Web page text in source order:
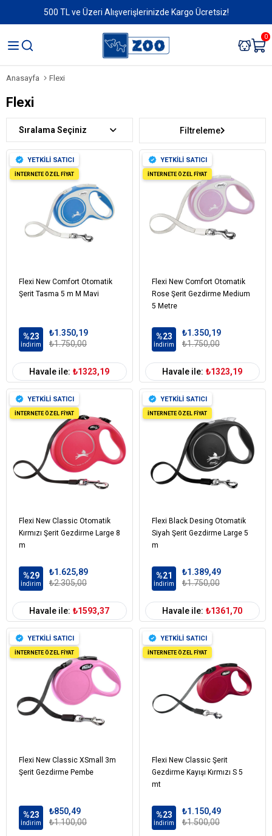
500 TL ve Üzeri Alışverişlerinizde Kargo Ücretsiz!
0
Anasayfa Flexi
Flexi
Filtreleme
Sıralama
Flexi New Comfort Otomatik
Şerit Tasma 5 m M Mavi
%23
İndirim
₺1.350,19
₺1.750,00
YETKİLİ SATICI
İNTERNETE ÖZEL FİYAT
Havale ile: ₺1323,19
Flexi New Comfort Otomatik
Rose Şerit Gezdirme Medium
5 Metre
%23
İndirim
₺1.350,19
₺1.750,00
YETKİLİ SATICI
İNTERNETE ÖZEL FİYAT
Havale ile: ₺1323,19
Flexi New Classic Otomatik
Kırmızı Şerit Gezdirme Large 8
m
%29
İndirim
₺1.625,89
₺2.305,00
YETKİLİ SATICI
İNTERNETE ÖZEL FİYAT
Havale ile: ₺1593,37
Flexi Black Desing Otomatik
Siyah Şerit Gezdirme Large 5
m
%21
İndirim
₺1.389,49
₺1.750,00
YETKİLİ SATICI
İNTERNETE ÖZEL FİYAT
Havale ile: ₺1361,70
Flexi New Classic XSmall 3m
Şerit Gezdirme Pembe
%23
İndirim
₺850,49
₺1.100,00
YETKİLİ SATICI
İNTERNETE ÖZEL FİYAT
Flexi New Classic Şerit
Gezdirme Kayışı Kırmızı S 5
mt
%23
İndirim
₺1.150,49
₺1.500,00
YETKİLİ SATICI
İNTERNETE ÖZEL FİYAT